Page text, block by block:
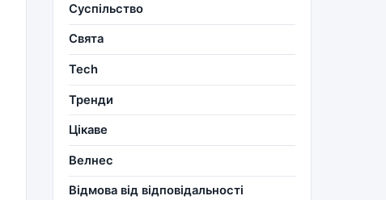
Суспільство
Свята
Tech
Тренди
Цікаве
Велнес
Відмова від відповідальності